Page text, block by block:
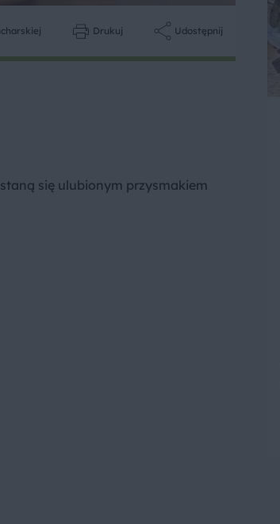
Drukuj Udostępnij
się ulubionym przysmakiem